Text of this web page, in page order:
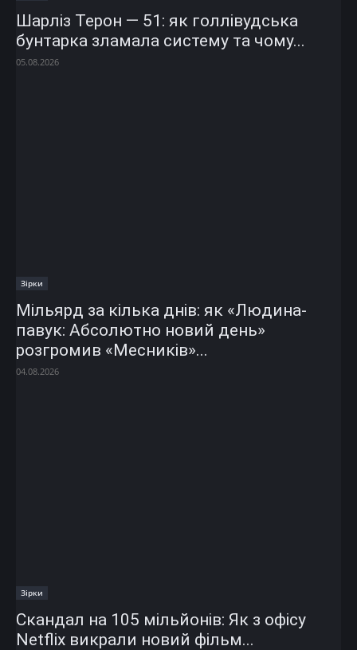
Шарліз Терон — 51: як голлівудська
бунтарка зламала систему та чому...
05.08.2026
Зірки
Мільярд за кілька днів: як «Людина-
павук: Абсолютно новий день»
розгромив «Месників»...
04.08.2026
Зірки
Скандал на 105 мільйонів: Як з офісу
Netflix викрали новий фільм...